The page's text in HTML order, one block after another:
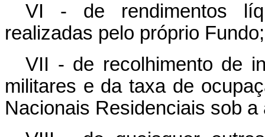
VI - de rendimentos
realizadas pelo próprio Fundo;
VII - de recolhimento de
militares e da taxa de
Nacionais Residenciais sob